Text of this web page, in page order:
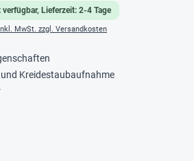
verfügbar, Lieferzeit: 2-4 Tage
MwSt. zzgl. Versandkosten
Kreidestaubaufnahme